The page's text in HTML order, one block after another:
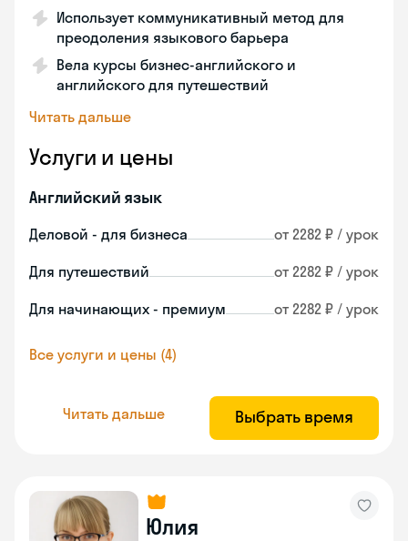
Использует коммуникативный метод для
преодоления языкового барьера
Вела курсы бизнес-английского и
английского для путешествий
Читать дальше
Услуги и цены
Английский язык
Деловой - для бизнеса от 2282 ₽ / урок
Для путешествий от 2282 ₽ / урок
Для начинающих - премиум от 2282 ₽ / урок
Все услуги и цены (4)
Читать дальше Выбрать время
Юлия